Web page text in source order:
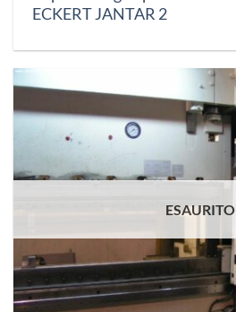
ECKERT JANTAR 2
ESAURITO